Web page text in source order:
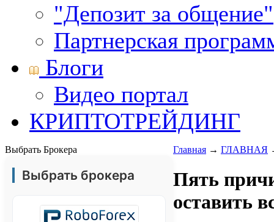
"Депозит за общение"
Партнерская
Блоги
Видео портал
КРИПТОТРЕЙДИНГ
Выбрать Брокера
Выбрать брокера
Главная → ГЛАВНАЯ
Пять
оставить